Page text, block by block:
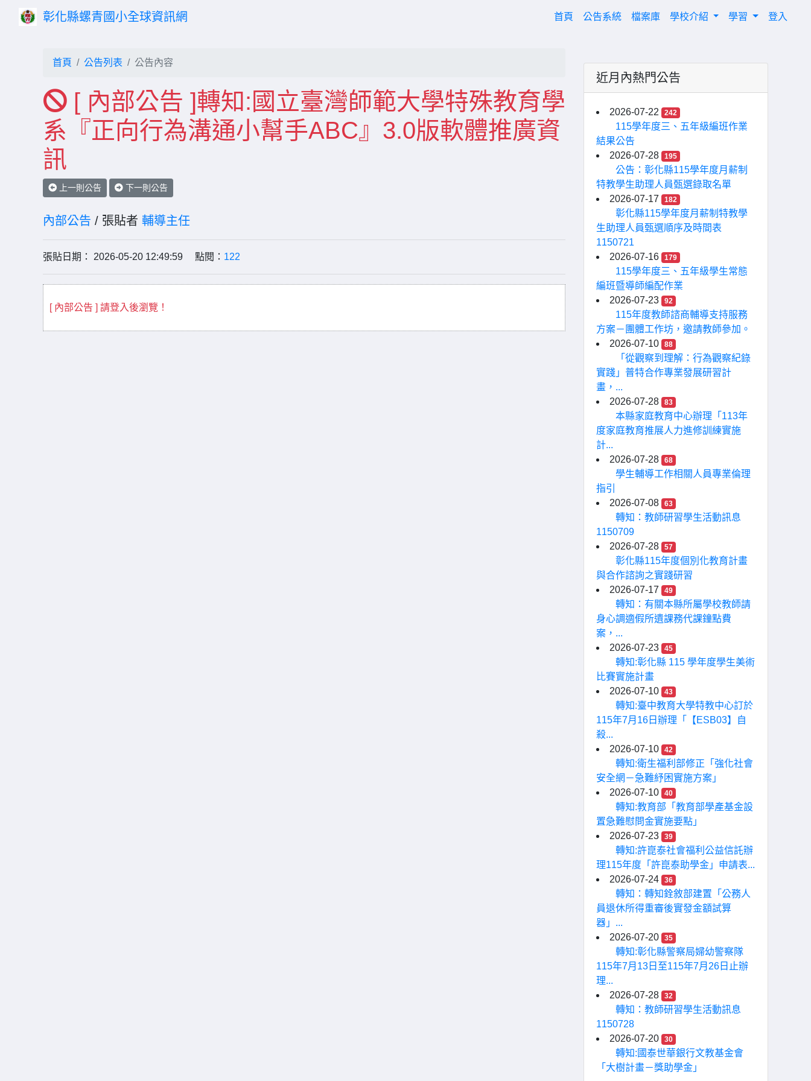
彰化縣螺青國小全球資訊網 首頁(current)
公告系統 檔案庫 學校介紹 學習 登入
首頁 公告列表 公告內容
[ 內部公告 ]轉知:國立臺灣師範大學特殊教育學
系『正向行為溝通小幫手ABC』3.0版軟體推廣資
訊
上一則公告 下一則公告
內部公告 / 張貼者 輔導主任
張貼日期： 2026-05-20 12:49:59 點閱： 122
[ 內部公告 ] 請登入後瀏覽！
近月內熱門公告
2026-07-22 242
115學年度三、五年級編班作業
結果公告
2026-07-28
195
公告：彰化縣115學年度月薪制
特教學生助理人員甄選錄取名單
2026-07-17
182
彰化縣115學年度月薪制特教學
生助理人員甄選順序及時間表
1150721
2026-07-16
179
115學年度三、五年級學生常態
編班暨導師編配作業
2026-07-23
92
115年度教師諮商輔導支持服務
方案－團體工作坊，邀請教師參加。
2026-07-10
88
「從觀察到理解：行為觀察紀錄
實踐」普特合作專業發展研習計
畫，...
2026-07-28
83
本縣家庭教育中心辦理「113年
度家庭教育推展人力進修訓練實施
計...
2026-07-28
68
學生輔導工作相關人員專業倫理
指引
2026-07-08
63
轉知：教師研習學生活動訊息
1150709
2026-07-28
57
彰化縣115年度個別化教育計畫
與合作諮詢之實踐研習
2026-07-17
49
轉知：有關本縣所屬學校教師請
身心調適假所遺課務代課鐘點費
案，...
2026-07-23
45
轉知:彰化縣 115 學年度學生美術
比賽實施計畫
2026-07-10
43
轉知:臺中教育大學特教中心訂於
115年7月16日辦理「【ESB03】自
殺...
2026-07-10
42
轉知:衛生福利部修正「強化社會
安全網－急難紓困實施方案」
2026-07-10
40
轉知:教育部「教育部學產基金設
置急難慰問金實施要點」
2026-07-23
39
轉知:許崑泰社會福利公益信託辦
理115年度「許崑泰助學金」申請表...
2026-07-24
36
轉知：轉知銓敘部建置「公務人
員退休所得重審後實發金額試算
器」...
2026-07-20
35
轉知:彰化縣警察局婦幼警察隊
115年7月13日至115年7月26日止辦
理...
2026-07-28
32
轉知：教師研習學生活動訊息
1150728
2026-07-20
30
轉知:國泰世華銀行文教基金會
「大樹計畫－獎助學金」